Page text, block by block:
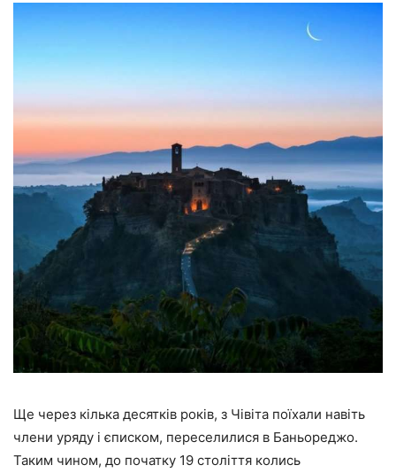
Ще через кілька десятків років, з Чівіта поїхали навіть
члени уряду і єписком, переселилися в Баньореджо.
Таким чином, до початку 19 століття колись